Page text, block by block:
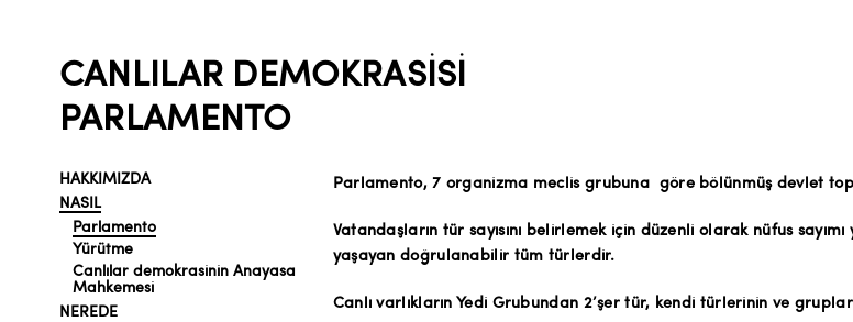
CANLILAR DEMOKRASISI
PARLAMENTO
HAKKIMIZDA
NASIL
Parlamento
Yürütme
Canlılar demokrasinin Anayasa
Mahkemesi
NEREDE
Parlamento, 7 organizma meclis grubuna göre bölünmüş devlet
Vatandaşların tür sayısını belirlemek için düzenli olarak nüfus
yaşayan doğrulanabilir tüm türlerdir.
Canlı varlıkların Yedi Grubundan 2’şer tür, kendi türlerinin ve